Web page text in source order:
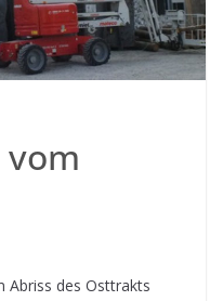
Abriss des Osttrakts